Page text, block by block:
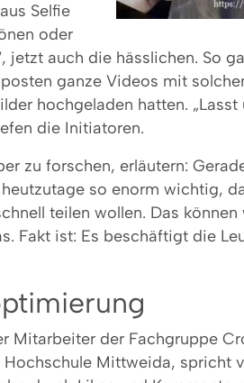
Selfie
oder
jetzt auch die hässlichen. So
ganze Videos mit
hochgeladen hatten.
die Initiatoren.
zu forschen, erläutern:
so enorm wichtig,
teilen wollen. Das
Fakt ist: Es beschäftigt die
Mitarbeiter der Fachgruppe
Mittweida, spricht